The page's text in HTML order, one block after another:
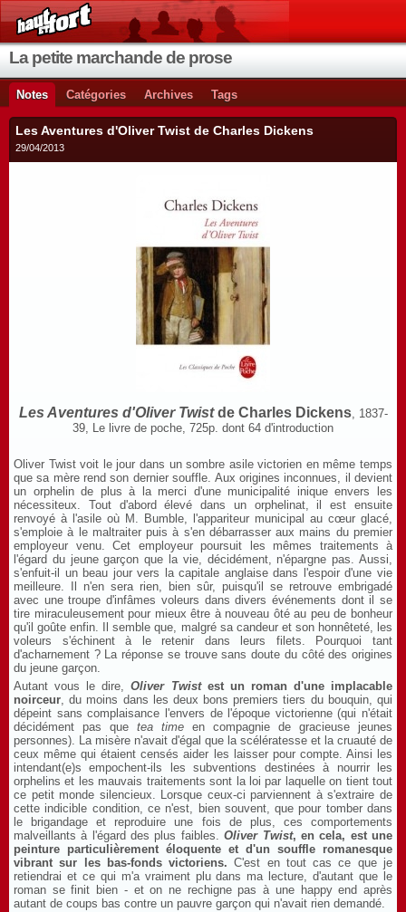
La petite marchande de prose
Notes Catégories Archives Tags
Les Aventures d'Oliver Twist de Charles Dickens
29/04/2013
Les Aventures d'Oliver Twistde Charles Dickens, 1837-
39, Le livre de poche, 725p. dont 64 d'introduction
Oliver Twist voit le jour dans un sombre asile victorien en même temps
que sa mère rend son dernier souffle. Aux origines inconnues, il devient
un orphelin de plus à la merci d'une municipalité inique envers les
nécessiteux. Tout d'abord élevé dans un orphelinat, il est ensuite
renvoyé à l'asile où M. Bumble, l'appariteur municipal au cœur glacé,
s'emploie à le maltraiter puis à s'en débarrasser aux mains du premier
employeur venu. Cet employeur poursuit les mêmes traitements à
l'égard du jeune garçon que la vie, décidément, n'épargne pas. Aussi,
s'enfuit-il un beau jour vers la capitale anglaise dans l'espoir d'une vie
meilleure. Il n'en sera rien, bien sûr, puisqu'il se retrouve embrigadé
avec une troupe d'infâmes voleurs dans divers événements dont il se
tire miraculeusement pour mieux être à nouveau ôté au peu de bonheur
qu'il goûte enfin. Il semble que, malgré sa candeur et son honnêteté, les
voleurs s'échinent à le retenir dans leurs filets. Pourquoi tant
d'acharnement ? La réponse se trouve sans doute du côté des origines
du jeune garçon.
Autant vous le dire,Oliver Twistest un roman d'une implacable
noirceur, du moins dans les deux bons premiers tiers du bouquin, qui
dépeint sans complaisance l'envers de l'époque victorienne (qui n'était
décidément pas que tea time en compagnie de gracieuse jeunes
personnes). La misère n'avait d'égal que la scélératesse et la cruauté de
ceux même qui étaient censés aider les laisser pour compte. Ainsi les
intendant(e)s empochent-ils les subventions destinées à nourrir les
orphelins et les mauvais traitements sont la loi par laquelle on tient tout
ce petit monde silencieux. Lorsque ceux-ci parviennent à s'extraire de
cette indicible condition, ce n'est, bien souvent, que pour tomber dans
le brigandage et reproduire une fois de plus, ces comportements
malveillants à l'égard des plus faibles.Oliver Twist, en cela, est une
peinture particulièrement éloquente et d'un souffle romanesque
vibrant sur les bas-fonds victoriens. C'est en tout cas ce que je
retiendrai et ce qui m'a vraiment plu dans ma lecture, d'autant que le
roman se finit bien - et on ne rechigne pas à une happy end après
autant de coups bas contre un pauvre garçon qui n'avait rien demandé.